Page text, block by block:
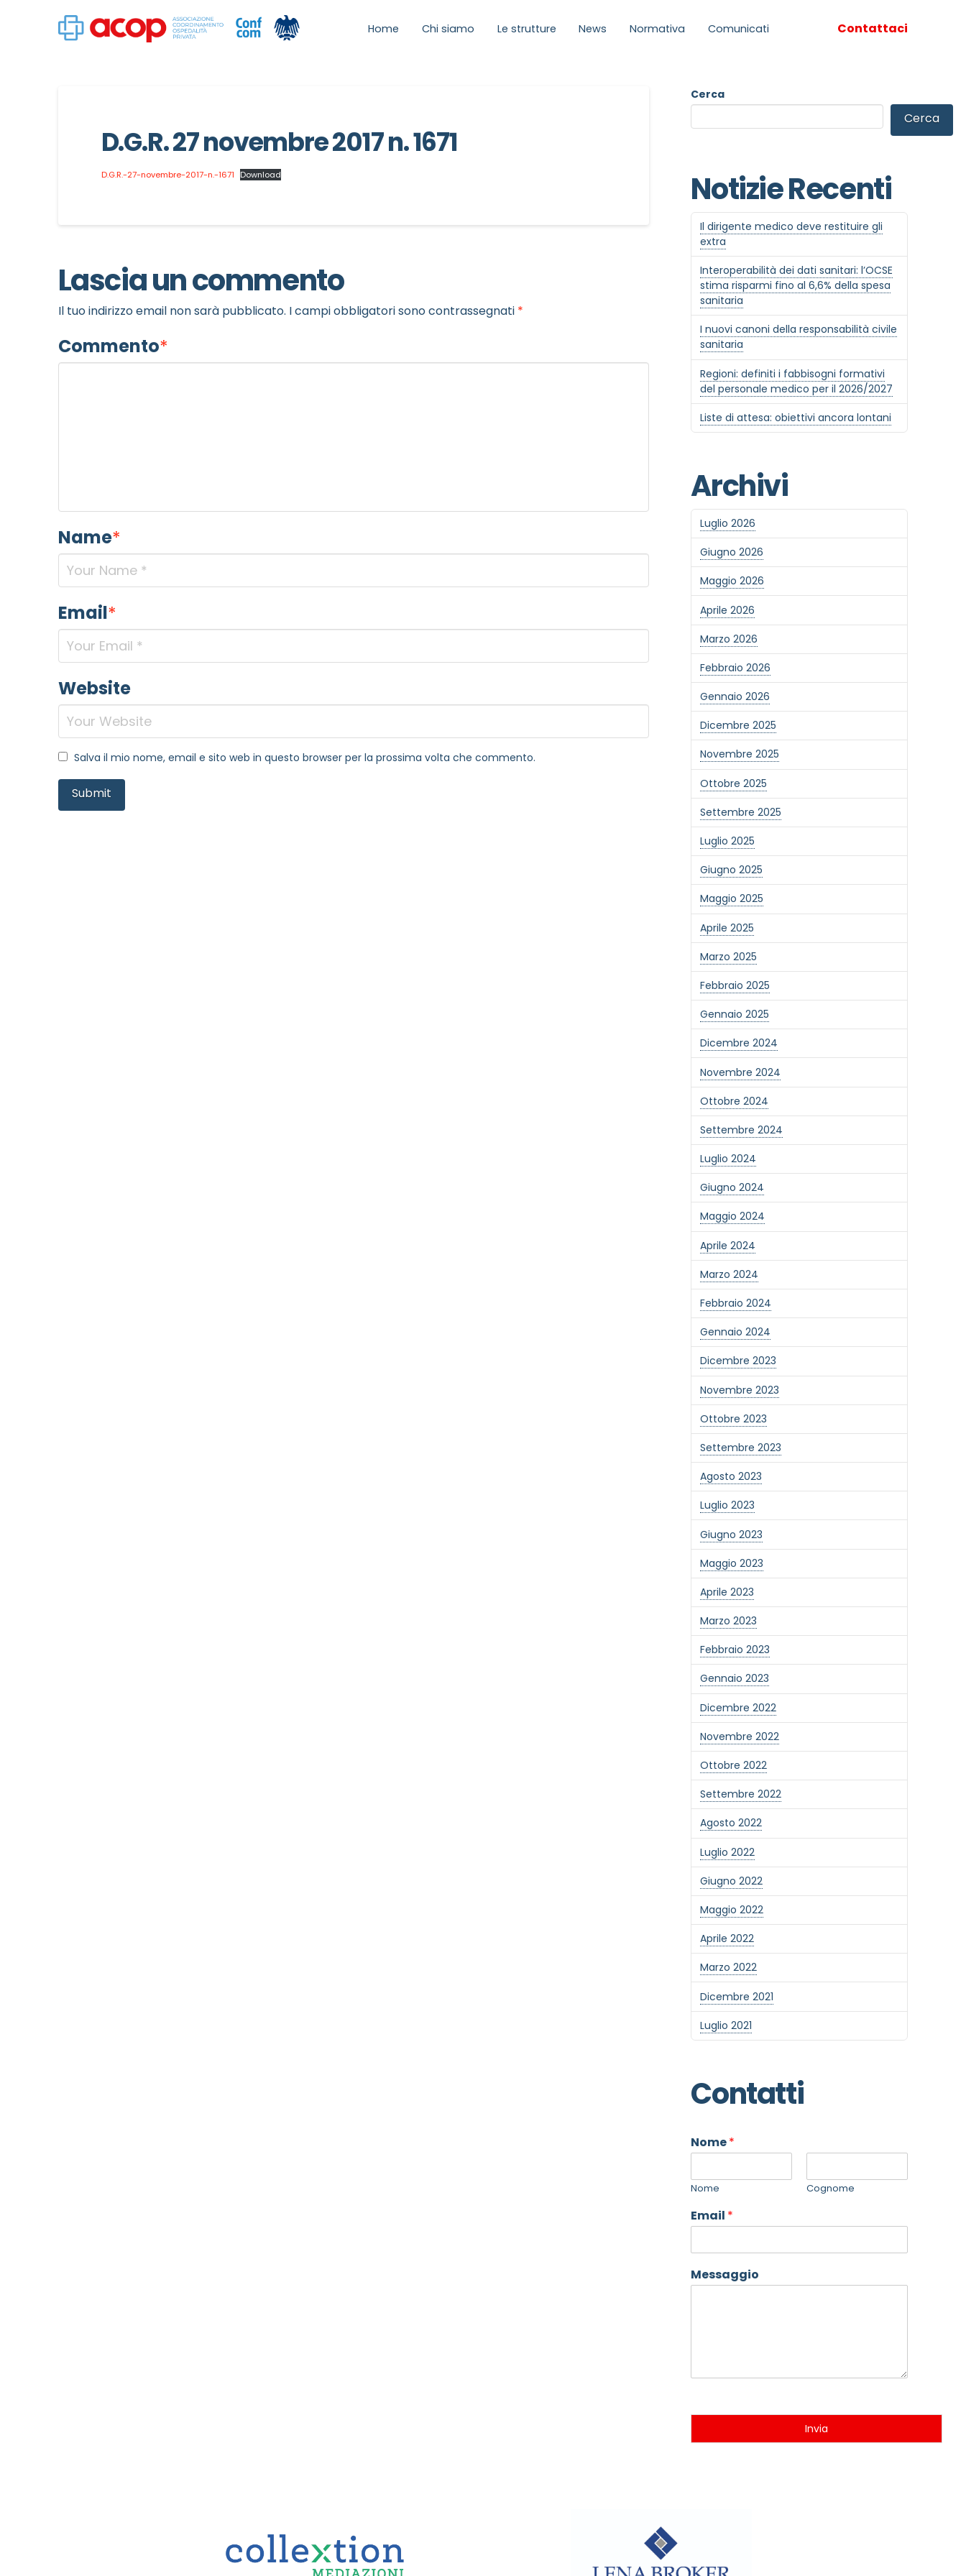
Home Chi siamo Le strutture News Normativa Comunicati Contattaci
D.G.R. 27 novembre 2017 n. 1671
D.G.R.-27-novembre-2017-n.-1671 Download
Lascia un commento
Il tuo indirizzo email non sarà pubblicato. I campi obbligatori sono contrassegnati *
Commento*
Name*
Email*
Website
Salva il mio nome, email e sito web in questo browser per la prossima volta che commento.
Cerca
Cerca
Notizie Recenti
Il dirigente medico deve restituire gli
extra
Interoperabilità dei dati sanitari: l’OCSE
stima risparmi fino al 6,6% della spesa
sanitaria
I nuovi canoni della responsabilità civile
sanitaria
Regioni: definiti i fabbisogni formativi
del personale medico per il 2026/2027
Liste di attesa: obiettivi ancora lontani
Archivi
Luglio 2026
Giugno 2026
Maggio 2026
Aprile 2026
Marzo 2026
Febbraio 2026
Gennaio 2026
Dicembre 2025
Novembre 2025
Ottobre 2025
Settembre 2025
Luglio 2025
Giugno 2025
Maggio 2025
Aprile 2025
Marzo 2025
Febbraio 2025
Gennaio 2025
Dicembre 2024
Novembre 2024
Ottobre 2024
Settembre 2024
Luglio 2024
Giugno 2024
Maggio 2024
Aprile 2024
Marzo 2024
Febbraio 2024
Gennaio 2024
Dicembre 2023
Novembre 2023
Ottobre 2023
Settembre 2023
Agosto 2023
Luglio 2023
Giugno 2023
Maggio 2023
Aprile 2023
Marzo 2023
Febbraio 2023
Gennaio 2023
Dicembre 2022
Novembre 2022
Ottobre 2022
Settembre 2022
Agosto 2022
Luglio 2022
Giugno 2022
Maggio 2022
Aprile 2022
Marzo 2022
Dicembre 2021
Luglio 2021
Contatti
Nome*
Nome Cognome
Email *
Messaggio
Invia
Desidero rimanere aggiornato sulle ultime novità dell'Associazione tramite l'iscrizione alla newsletter